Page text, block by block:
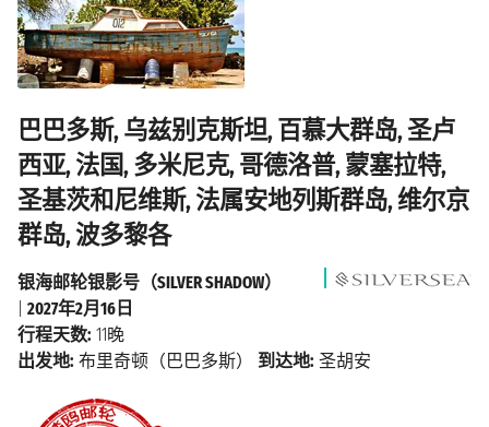
巴巴多斯, 乌兹别克斯坦, 百慕大群岛, 圣卢
西亚, 法国, 多米尼克, 哥德洛普, 蒙塞拉特,
圣基茨和尼维斯, 法属安地列斯群岛, 维尔京
群岛, 波多黎各
银海邮轮银影号（SILVER SHADOW）
2027年2月16日
行程天数: 11晚
出发地: 布里奇顿（巴巴多斯） 到达地: 圣胡安